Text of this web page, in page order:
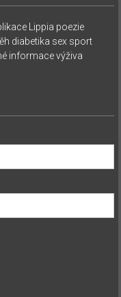
Lippia poezie
diabetika sex sport
informace výživa